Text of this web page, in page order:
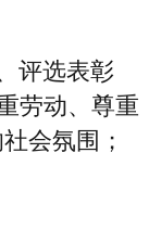
评选表彰
劳动、尊重
会氛围；